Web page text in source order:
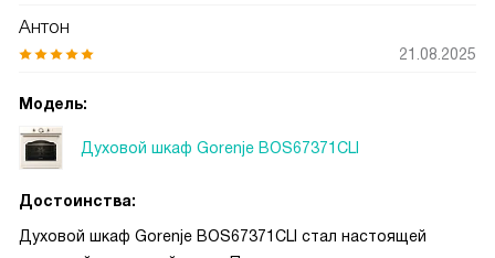
готовки включаю режим AquaClean, и вся жирная корка
буквально «отмокает» — достаточно протереть влажной
запахи, даже после рыбы духовка остается нейтральной.
А еще обожаю режим AirFry — картофель фри получается
хрустящим снаружи и нежным внутри, но без литра масла!
Механические переключатели удобные, не требуют
точно выставить время без лишних телодвижений.
Антон
21.08.2025
Модель:
Духовой шкаф Gorenje BOS67371CLI
Достоинства:
Духовой шкаф Gorenje BOS67371CLI стал настоящей